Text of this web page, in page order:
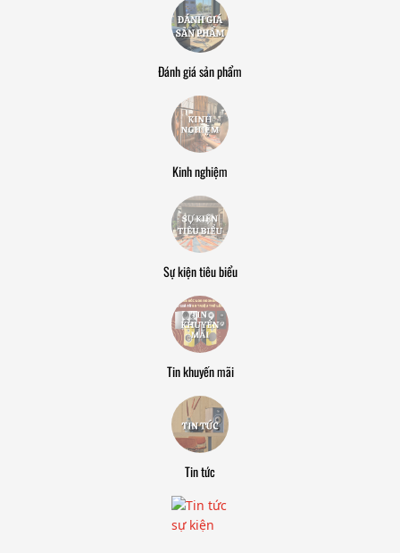
Đánh giá sản phẩm
Kinh nghiệm
Sự kiện tiêu biểu
Tin khuyến mãi
Tin tức